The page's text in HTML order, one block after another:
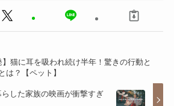
】猫に耳を吸われ続け半年！驚きの行動と
は？【ペット】
した家族の映画が衝撃すぎ